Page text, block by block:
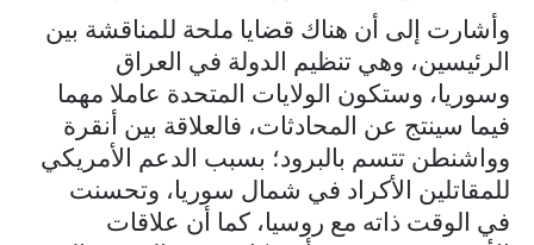
وأشارت إلى أن هناك قضايا ملحة للمناقشة بين
الرئيسين، وهي تنظيم الدولة في العراق
وسوريا، وستكون الولايات المتحدة عاملا مهما
فيما سينتج عن المحادثات، فالعلاقة بين أنقرة
وواشنطن تتسم بالبرود؛ بسبب الدعم الأمريكي
للمقاتلين الأكراد في شمال سوريا، وتحسنت
في الوقت ذاته مع روسيا، كما أن علاقات